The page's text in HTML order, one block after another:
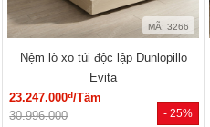
- 25%
MÃ: 3266
Nệm lò xo túi độc lập Dunlopillo
Evita
23.247.000đ/Tấm
30.996.000